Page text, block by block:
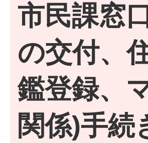
市民課窓
の交付、
鑑登録、
関係)手続